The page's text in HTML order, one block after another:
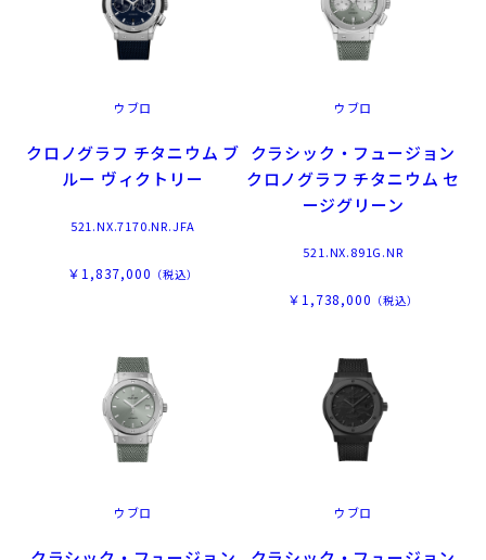
ウブロ
クロノグラフ チタニウム ブ
ルー ヴィクトリー
521.NX.7170.NR.JFA
￥1,837,000 （税込）
ウブロ
クラシック・フュージョン
クロノグラフ チタニウム セ
ージグリーン
521.NX.891G.NR
￥1,738,000 （税込）
ウブロ ウブロ